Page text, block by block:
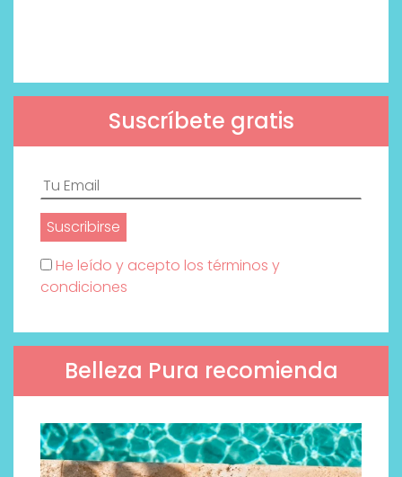
Suscríbete gratis
He leído y acepto los términos y
condiciones
Belleza Pura recomienda